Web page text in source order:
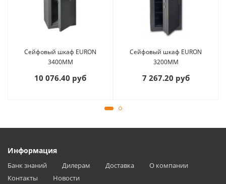
Сейфовый шкаф EURON
3400MM
10 076.40 руб
Сейфовый шкаф EURON
3200MM
7 267.20 руб
Информация
Банк знаний Дилерам Доставка
О компании
Контакты
Новости